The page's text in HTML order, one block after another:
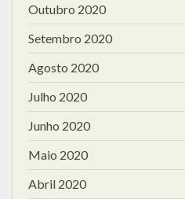
Outubro 2020
Setembro 2020
Agosto 2020
Julho 2020
Junho 2020
Maio 2020
Abril 2020